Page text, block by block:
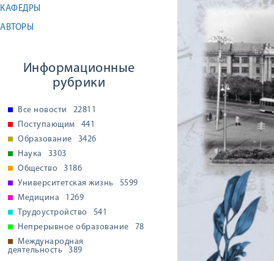
КАФЕДРЫ
АВТОРЫ
Информационные
рубрики
Все новости
22811
Поступающим
441
Образование
3426
Наука
3303
Общество
3186
Университетская жизнь
5599
Медицина
1269
Трудоустройство
541
Непрерывное образование
78
Международная
деятельность
389